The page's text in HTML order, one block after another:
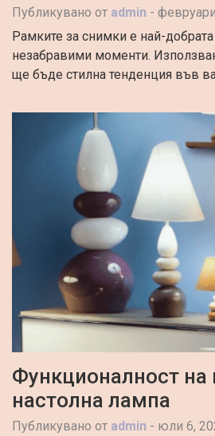
Публикувано от admin -
Рамките за снимки е най-
незабравими моменти.
ще бъде стилна тенденция във
Функционалност на
настолна лампа
Публикувано от admin - юли 6,